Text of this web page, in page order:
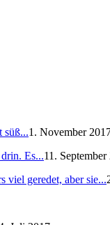
süß...1. November
Es...11. September
viel geredet, aber sie...